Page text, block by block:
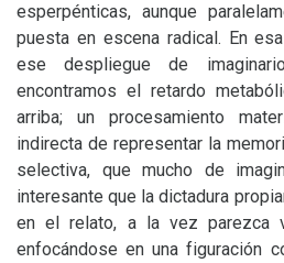
esperpénticas, aunque
puesta en escena radical. En
ese despliegue de
encontramos el retardo
arriba; un procesamiento
indirecta de representar la
selectiva, que mucho de
interesante que la dictadura
en el relato, a la vez parezca
enfocándose en una figuración